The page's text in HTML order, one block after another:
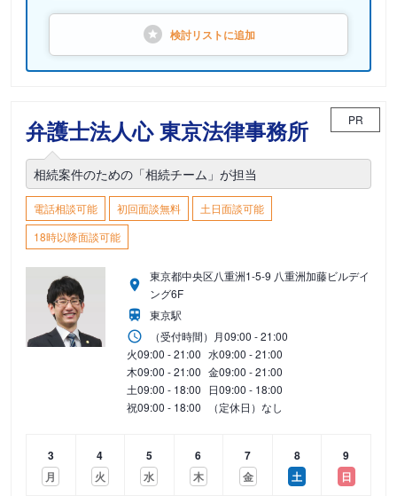
検討リストに追加
弁護士法人心 東京法律事務所 PR
相続案件のための「相続チーム」が担当
電話相談可能 初回面談無料
土日面談可能
18時以降面談可能
東京都中央区八重洲1-5-9 八重洲加藤ビルデイ
ング6F
東京駅
（受付時間） 月09:00 - 21:00
火09:00 - 21:00 水09:00 - 21:00
木09:00 - 21:00 金09:00 - 21:00
土09:00 - 18:00 日09:00 - 18:00
祝09:00 - 18:00 （定休日）なし
3
月
4
火
5
水
6
木
7
金
8
土
9
日